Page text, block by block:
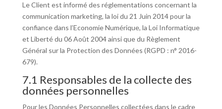
Le Client est informé des réglementations concernant la
communication marketing, la loi du 21 Juin 2014 pour la
confiance dans l’Economie Numérique, la Loi Informatique
et Liberté du 06 Août 2004 ainsi que du Règlement
Général sur la Protection des Données (RGPD : n° 2016-
679).
7.1 Responsables de la collecte des
données personnelles
Pour les Données Personnelles collectées dans le cadre